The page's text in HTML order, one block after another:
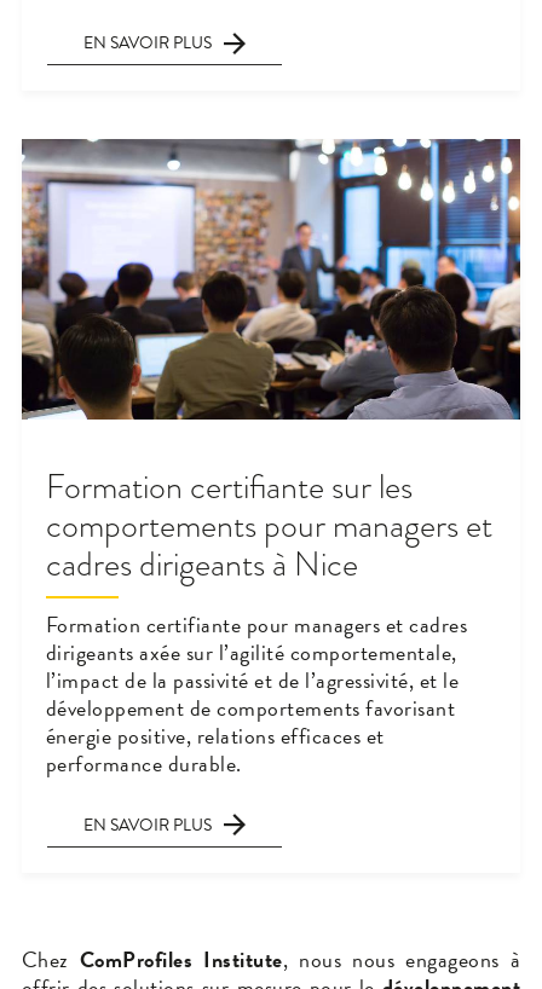
EN SAVOIR PLUS
Formation certifiante sur les
comportements pour managers et
cadres dirigeants à Nice
Formation certifiante pour managers et cadres
dirigeants axée sur l’agilité comportementale,
l’impact de la passivité et de l’agressivité, et le
développement de comportements favorisant
énergie positive, relations efficaces et
performance durable.
EN SAVOIR PLUS
Chez ComProfiles Institute, nous nous engageons à